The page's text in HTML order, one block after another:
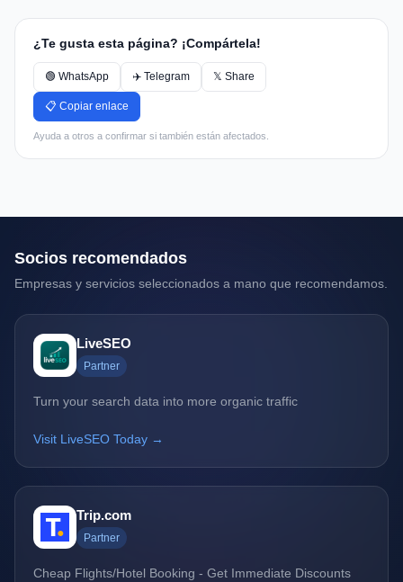
¿Te gusta esta página? ¡Compártela!
🟢 WhatsApp ✈️ Telegram 𝕏 Share
📋 Copiar enlace
Ayuda a otros a confirmar si también están afectados.
Socios recomendados
Empresas y servicios seleccionados a mano que recomendamos.
LiveSEO
Partner
Turn your search data into more organic traffic
Visit LiveSEO Today →
Trip.com
Partner
Cheap Flights/Hotel Booking - Get Immediate Discounts